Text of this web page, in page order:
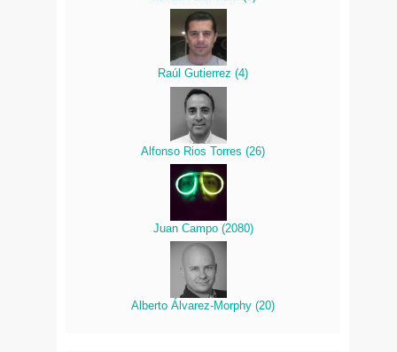
Raúl Gutierrez (4)
Alfonso Rios Torres (26)
Juan Campo (2080)
Alberto Álvarez-Morphy (20)